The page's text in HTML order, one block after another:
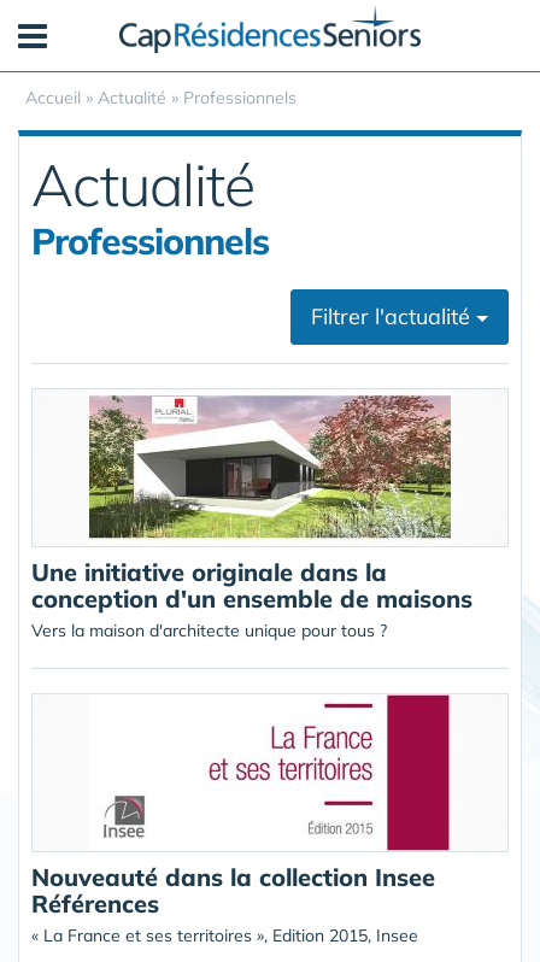
Accueil » Actualité » Professionnels
Actualité
Professionnels
Filtrer l'actualité
Une initiative originale dans la
conception d'un ensemble de maisons
Vers la maison d'architecte unique pour tous ?
Nouveauté dans la collection Insee
Références
« La France et ses territoires », Edition 2015, Insee